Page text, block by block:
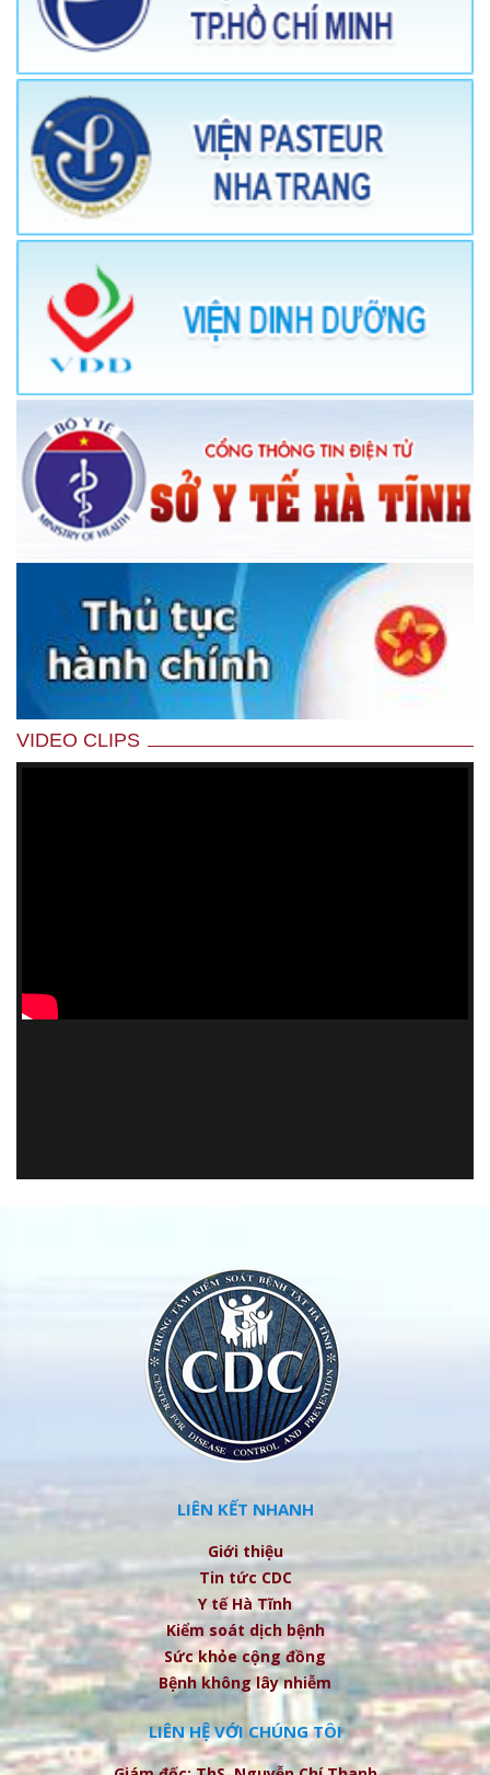
VIDEO CLIPS
LIÊN KẾT NHANH
Giới thiệu
Tin tức CDC
Y tế Hà Tĩnh
Kiểm soát dịch bệnh
Sức khỏe cộng đồng
Bệnh không lây nhiễm
LIÊN HỆ VỚI CHÚNG TÔI